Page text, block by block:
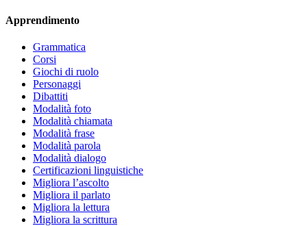
Apprendimento
Grammatica
Corsi
Giochi di ruolo
Personaggi
Dibattiti
Modalità foto
Modalità chiamata
Modalità frase
Modalità parola
Modalità dialogo
Certificazioni linguistiche
Migliora l’ascolto
Migliora il parlato
Migliora la lettura
Migliora la scrittura